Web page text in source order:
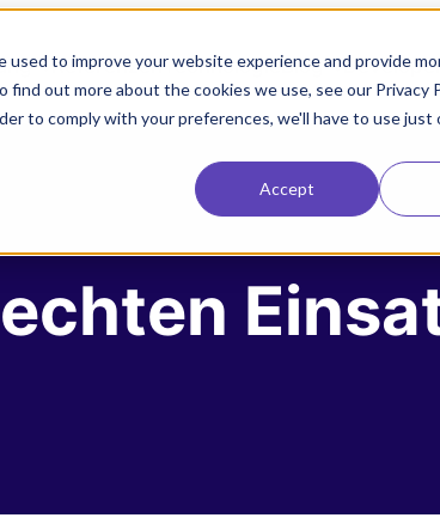
to improve your website experience and provide
out more about the cookies we use, see our Privacy
to comply with your preferences, we'll have to use just
Accept
ReferenzenTechnologieBlog